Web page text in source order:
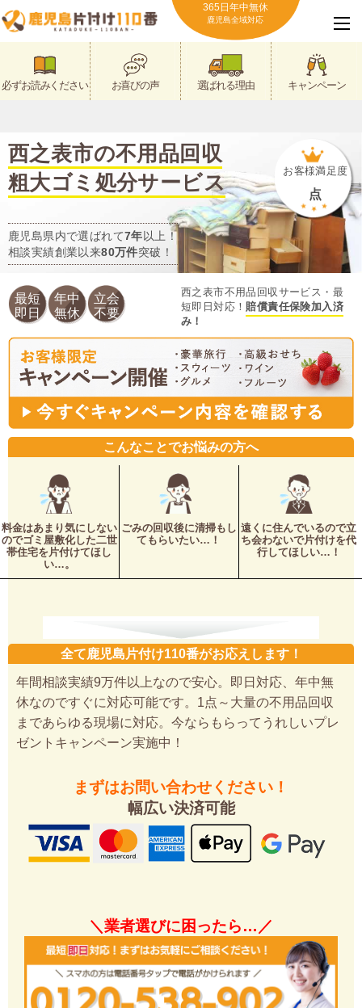
365日年中無休
鹿児島全域対応
必ずお読みください お喜びの声 選ばれる理由 キャンペーン
西之表市の不用品回収
粗大ゴミ処分サービス
鹿児島県内で選ばれて7年以上！
相談実績創業以来80万件突破！
お客様満足度
点
最短
即日
年中
無休
立会
不要
西之表市不用品回収サービス・最
短即日対応！ 賠償責任保険加入済
み！
こんなことでお悩みの方へ
料金はあまり気にしない
のでゴミ屋敷化した二世
帯住宅を片付けてほし
い…。
ごみの回収後に清掃もし
てもらいたい…！
遠くに住んでいるので立
ち会わないで片付けを代
行してほしい…！
全て鹿児島片付け110番がお応えします！
年間相談実績9万件以上なので安心。即日対応、年中無
休なのですぐに対応可能です。1点～大量の不用品回収
まであらゆる現場に対応。今ならもらってうれしいプレ
ゼントキャンペーン実施中！
まずはお問い合わせください！
幅広い決済可能
＼業者選びに困ったら…／